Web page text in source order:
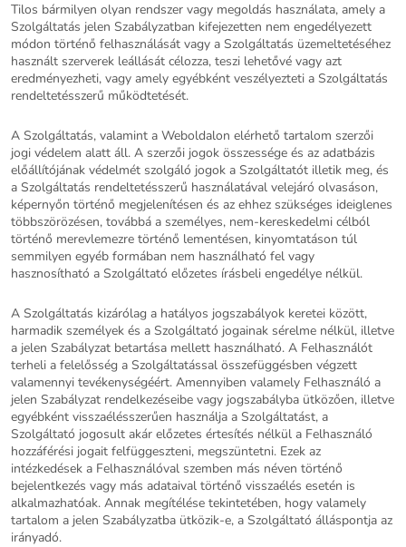
Tilos bármilyen olyan rendszer vagy megoldás használata, amely a
Szolgáltatás jelen Szabályzatban kifejezetten nem engedélyezett
módon történő felhasználását vagy a Szolgáltatás üzemeltetéséhez
használt szerverek leállását célozza, teszi lehetővé vagy azt
eredményezheti, vagy amely egyébként veszélyezteti a Szolgáltatás
rendeltetésszerű működtetését.
A Szolgáltatás, valamint a Weboldalon elérhető tartalom szerzői
jogi védelem alatt áll. A szerzői jogok összessége és az adatbázis
előállítójának védelmét szolgáló jogok a Szolgáltatót illetik meg, és
a Szolgáltatás rendeltetésszerű használatával velejáró olvasáson,
képernyőn történő megjelenítésen és az ehhez szükséges ideiglenes
többszörözésen, továbbá a személyes, nem-kereskedelmi célból
történő merevlemezre történő lementésen, kinyomtatáson túl
semmilyen egyéb formában nem használható fel vagy
hasznosítható a Szolgáltató előzetes írásbeli engedélye nélkül.
A Szolgáltatás kizárólag a hatályos jogszabályok keretei között,
harmadik személyek és a Szolgáltató jogainak sérelme nélkül, illetve
a jelen Szabályzat betartása mellett használható. A Felhasználót
terheli a felelősség a Szolgáltatással összefüggésben végzett
valamennyi tevékenységéért. Amennyiben valamely Felhasználó a
jelen Szabályzat rendelkezéseibe vagy jogszabályba ütközően, illetve
egyébként visszaélésszerűen használja a Szolgáltatást, a
Szolgáltató jogosult akár előzetes értesítés nélkül a Felhasználó
hozzáférési jogait felfüggeszteni, megszüntetni. Ezek az
intézkedések a Felhasználóval szemben más néven történő
bejelentkezés vagy más adataival történő visszaélés esetén is
alkalmazhatóak. Annak megítélése tekintetében, hogy valamely
tartalom a jelen Szabályzatba ütközik-e, a Szolgáltató álláspontja az
irányadó.